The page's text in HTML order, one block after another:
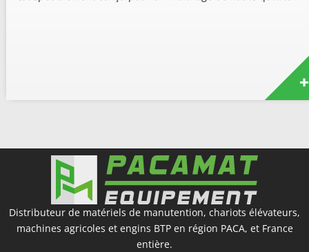
Distributeur de matériels de manutention, chariots élévateurs,
machines agricoles et engins BTP en région PACA, et France
entière.